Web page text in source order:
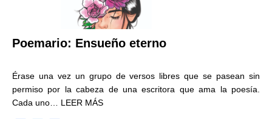
Poemario: Ensueño eterno
Érase una vez un grupo de versos libres que se pasean sin
permiso por la cabeza de una escritora que ama la poesía.
Cada uno… LEER MÁS